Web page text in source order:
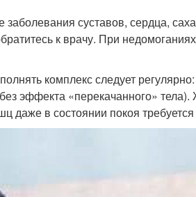
заболевания суставов, сердца,
к врачу. При
комплекс следует
эффекта «перекачанного»
даже в состоянии покоя требуется